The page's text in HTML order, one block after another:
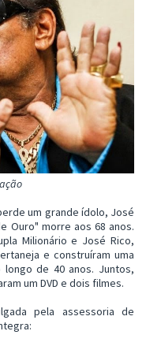
um grande ídolo, José
Ouro" morre aos 68 anos.
Milionário e José Rico,
e construíram uma
de 40 anos. Juntos,
um DVD e dois filmes.
pela assessoria de